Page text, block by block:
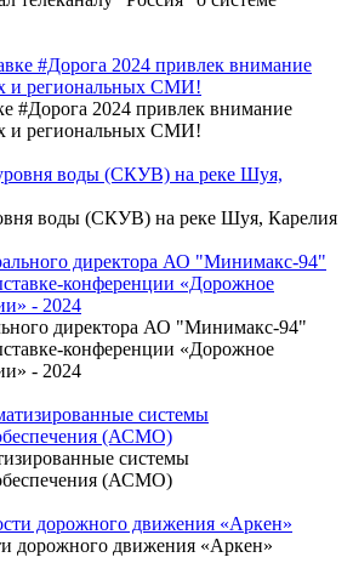
#Дорога 2024 привлек внимание
и региональных СМИ!
воды (СКУВ) на реке Шуя, Карелия
директора АО "Минимакс-94"
конференции «Дорожное
- 2024
системы
(АСМО)
дорожного движения «Аркен»